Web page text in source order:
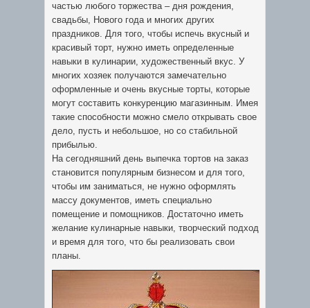
частью любого торжества – дня рождения,
свадьбы, Нового года и многих других
праздников. Для того, чтобы испечь вкусный и
красивый торт, нужно иметь определенные
навыки в кулинарии, художественный вкус. У
многих хозяек получаются замечательно
оформленные и очень вкусные торты, которые
могут составить конкуренцию магазинным. Имея
такие способности можно смело открывать свое
дело, пусть и небольшое, но со стабильной
прибылью.
На сегодняшний день выпечка тортов на заказ
становится популярным бизнесом и для того,
чтобы им заниматься, не нужно оформлять
массу документов, иметь специально
помещение и помощников. Достаточно иметь
желание кулинарные навыки, творческий подход
и время для того, что бы реализовать свои
планы.